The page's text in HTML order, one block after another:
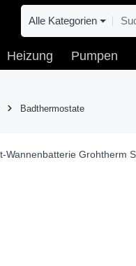
Alle Kategorien
Heizung Pumpen
Badthermostate